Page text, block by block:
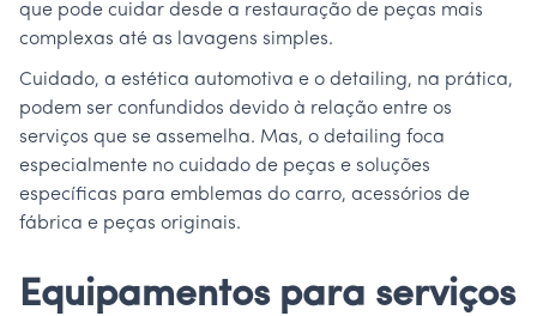
que pode cuidar desde a restauração de peças mais
complexas até as lavagens simples.
Cuidado, a estética automotiva e o detailing, na prática,
podem ser confundidos devido à relação entre os
serviços que se assemelha. Mas, o detailing foca
especialmente no cuidado de peças e soluções
específicas para emblemas do carro, acessórios de
fábrica e peças originais.
Equipamentos para serviços